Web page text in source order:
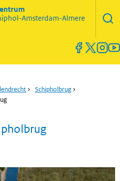
Amsterdam-Almere
› Schipholbrug ›